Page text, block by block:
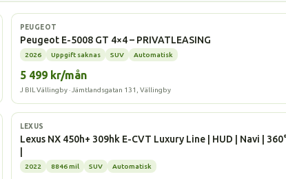
Elbil
PEUGEOT
Peugeot E-5008 GT 4×4 – PRIVATLEASING
2026 Uppgift saknas SUV Automatisk
5 499 kr/mån
J BIL Vällingby · Jämtlandsgatan 131, Vällingby
Laddhybrid
LEXUS
Lexus NX 450h+ 309hk E-CVT Luxury Line | HUD | Navi | 360°
2022 8846 mil SUV Automatisk